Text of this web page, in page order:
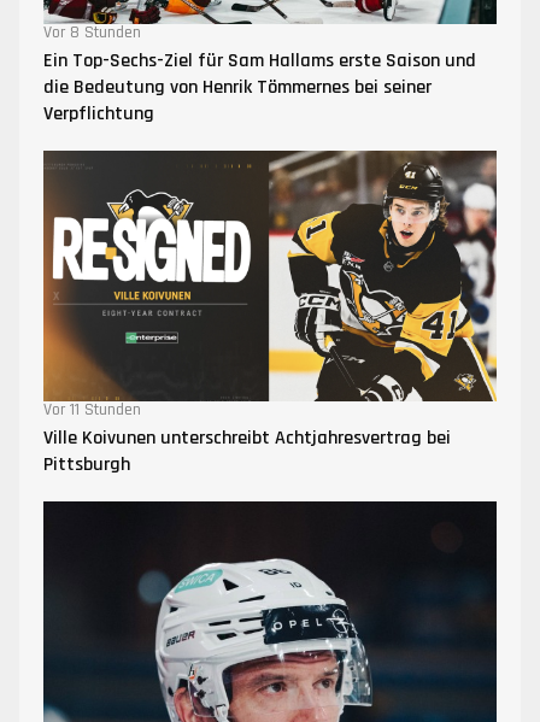
Vor 8 Stunden
Ein Top-Sechs-Ziel für Sam Hallams erste Saison und
die Bedeutung von Henrik Tömmernes bei seiner
Verpflichtung
Vor 11 Stunden
Ville Koivunen unterschreibt Achtjahresvertrag bei
Pittsburgh